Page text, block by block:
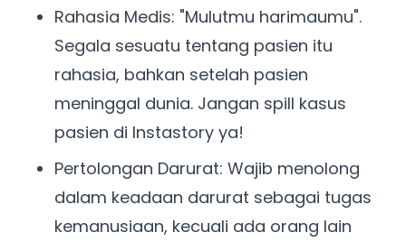
Rahasia Medis: "Mulutmu harimaumu".
Segala sesuatu tentang pasien itu
rahasia, bahkan setelah pasien
meninggal dunia. Jangan spill kasus
pasien di Instastory ya!
Pertolongan Darurat: Wajib menolong
dalam keadaan darurat sebagai tugas
kemanusiaan, kecuali ada orang lain